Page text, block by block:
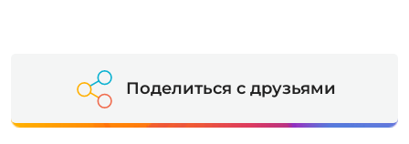
Поделиться с друзьями